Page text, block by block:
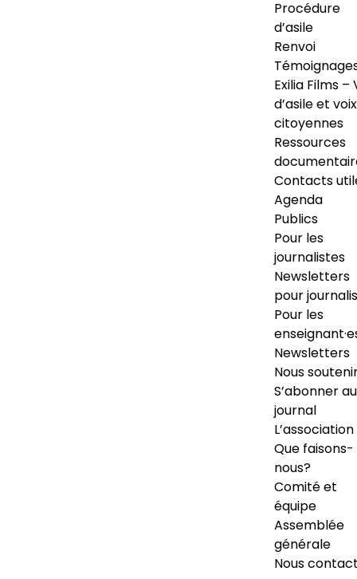
Procédure
d’asile
Renvoi
Exilia Films –
d’asile et voix
citoyennes
Ressources
Contacts
Agenda
Publics
Pour les
journalistes
Newsletters
pour
Pour les
Newsletters
Nous
S’abonner au
journal
L’association
Que faisons-
nous?
Comité et
équipe
Assemblée
générale
Nous